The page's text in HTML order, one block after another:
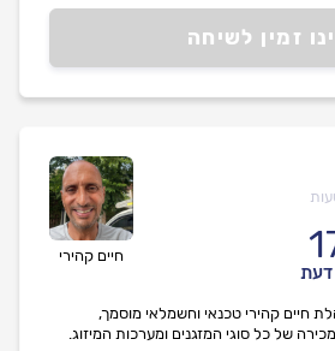
זמין לשיחה
חיים קהירי
דעת
חיים קהירי טכנאי וחשמלאי מוסמך,
של כל סוגי המזגנים ומערכות המיזוג.